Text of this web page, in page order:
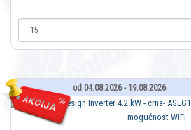
od 04.08.2026 - 19.08.2026